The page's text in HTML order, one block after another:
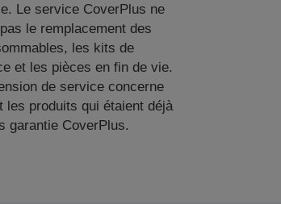
Le service CoverPlus ne
le remplacement des
les kits de
et les pièces en fin de vie.
de service concerne
les produits qui étaient déjà
garantie CoverPlus.